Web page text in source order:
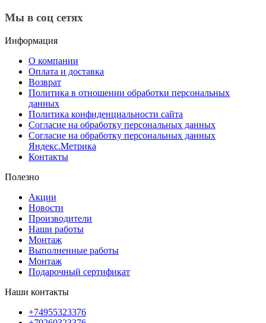
Мы в соц сетях
Информация
О компании
Оплата и доставка
Возврат
Политика в отношении обработки персональных
данных
Политика конфиденциальности сайта
Согласие на обработку персональных данных
Согласие на обработку персональных данных
Яндекс.Метрика
Контакты
Полезно
Акции
Новости
Производители
Наши работы
Монтаж
Выполненные работы
Монтаж
Подарочный сертификат
Наши контакты
+74955323376